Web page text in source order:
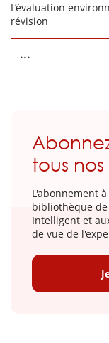
L’évaluation
révision
...
tous nos
L'abonnement
bibliothèque
Intelligent et
de vue de